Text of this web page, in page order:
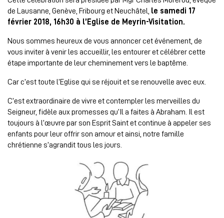
de Lausanne, Genève, Fribourg et Neuchâtel, le samedi 17
février 2018, 16h30 à l’Eglise de Meyrin-Visitation.
Nous sommes heureux de vous annoncer cet événement, de
vous inviter à venir les accueillir, les entourer et célébrer cette
étape importante de leur cheminement vers le baptême.
Car c’est toute l’Eglise qui se réjouit et se renouvelle avec eux.
C’est extraordinaire de vivre et contempler les merveilles du
Seigneur, fidèle aux promesses qu’Il a faites à Abraham. Il est
toujours à l’œuvre par son Esprit Saint et continue à appeler ses
enfants pour leur offrir son amour et ainsi, notre famille
chrétienne s’agrandit tous les jours.